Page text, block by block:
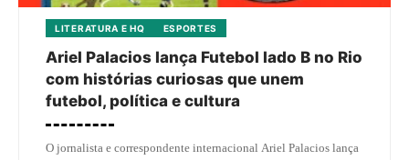
LITERATURA E HQ ESPORTES
Ariel Palacios lança Futebol lado B no Rio
com histórias curiosas que unem
futebol, política e cultura
O jornalista e correspondente internacional Ariel Palacios lança